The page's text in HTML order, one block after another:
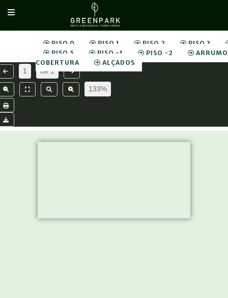
PISO 0 PISO 1 PISO 2
PISO 3
PISO 5
PISO -1 PISO -2
COBERTURA
ALÇADOS
1 de 1
133%